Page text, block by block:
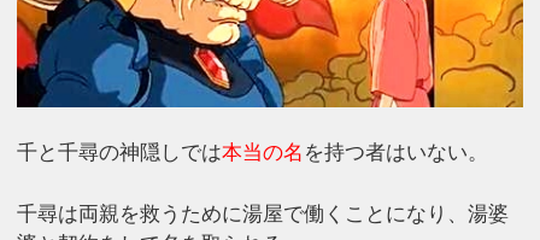
千と千尋の神隠しでは本当の名 を持つ者はいない。
千尋は両親を救うために湯屋で働くことになり、湯婆